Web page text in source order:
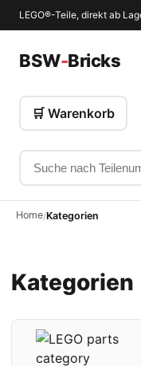
LEGO®-Teile, direkt ab
BSW-Bricks
Suche nach
🛒 Warenkorb
Home/Kategorien
Kategorien